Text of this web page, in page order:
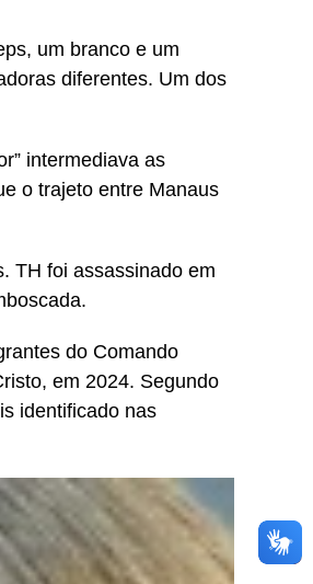
um branco e um
diferentes. Um dos
intermediava as
o trajeto entre Manaus
TH foi assassinado em
do Comando
em 2024. Segundo
identificado nas